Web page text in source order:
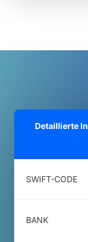
Detaillierte
SWIFT-CODE
BANK